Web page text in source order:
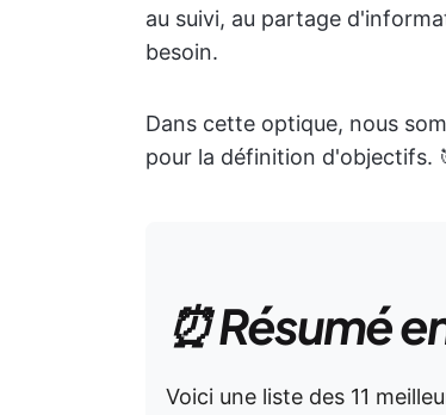
au suivi, au partage
besoin.
Dans cette optique, nous
pour la définition d'objectifs.
⏰ Résumé
Voici une liste des 11